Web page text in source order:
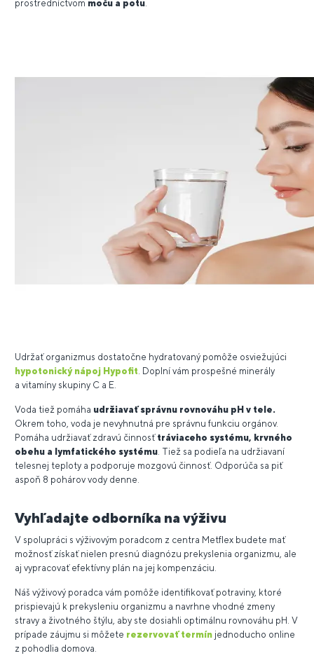
prostredníctvom moču a potu.
Udržať organizmus dostatočne hydratovaný pomôže osviežujúci
hypotonický nápoj Hypofit. Doplní vám prospešné minerály
a vitamíny skupiny C a E.
Voda tiež pomáha udržiavať správnu rovnováhu pH v tele.
Okrem toho, voda je nevyhnutná pre správnu funkciu orgánov.
Pomáha udržiavať zdravú činnosť tráviaceho systému, krvného
obehu a lymfatického systému. Tiež sa podieľa na udržiavaní
telesnej teploty a podporuje mozgovú činnosť. Odporúča sa piť
aspoň 8 pohárov vody denne.
Vyhľadajte odborníka na výživu
V spolupráci s výživovým poradcom z centra Metflex budete mať
možnosť získať nielen presnú diagnózu prekyslenia organizmu, ale
aj vypracovať efektívny plán na jej kompenzáciu.
Náš výživový poradca vám pomôže identifikovať potraviny, ktoré
prispievajú k prekysleniu organizmu a navrhne vhodné zmeny
stravy a životného štýlu, aby ste dosiahli optimálnu rovnováhu pH. V
prípade záujmu si môžete rezervovať termín jednoducho online
z pohodlia domova.